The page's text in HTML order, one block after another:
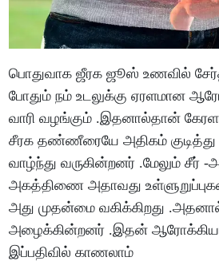
பொதுவாக ஜீரக ஜூஸ் உணவில்
போதும் நம் உடலுக்கு ஏரளமான
வாரி வழங்கும் .இதனால்தான்
சீரக தண்ணீரையே அதிகம்
வாழ்ந்து வருகின்றனர் .மேலும் சீர்
அகத்திணை அதாவது
அது முதன்மை வகிக்கிறது
அழைக்கின்றனர் .இதன் ஆரோக்கியம்
இப்பதிவில் காணலாம்